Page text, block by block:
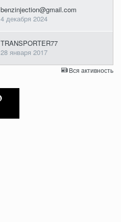
benzinjection@gmail.com
4 декабря 2024
TRANSPORTER77
28 января 2017
Вся активность